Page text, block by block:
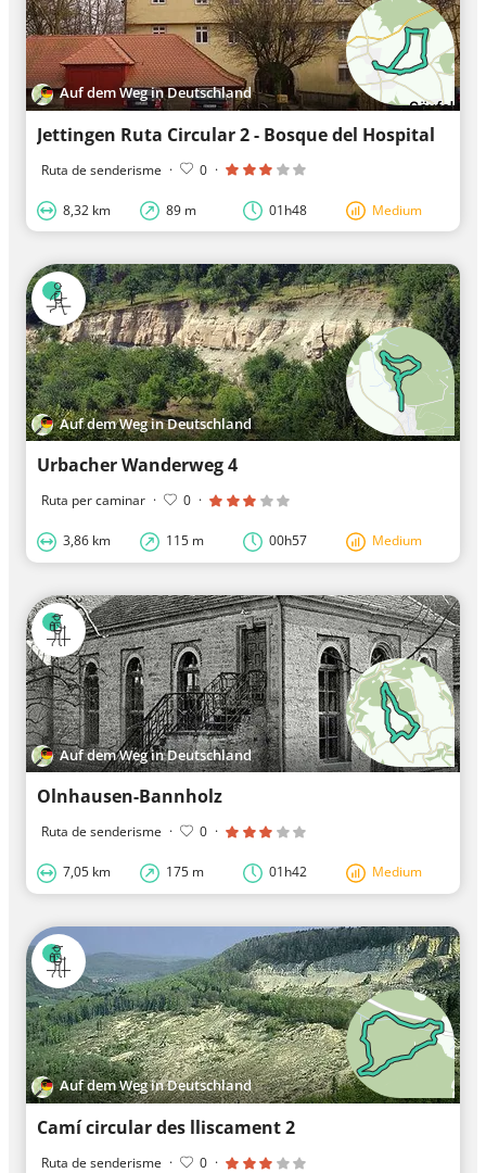
Auf dem Weg in Deutschland
Jettingen Ruta Circular 2 - Bosque del Hospital
Ruta de senderisme · 0 ·
8,32 km 89 m 01h48 Medium
Auf dem Weg in Deutschland
Urbacher Wanderweg 4
Ruta per caminar · 0 ·
3,86 km 115 m 00h57 Medium
Auf dem Weg in Deutschland
Olnhausen-Bannholz
Ruta de senderisme · 0 ·
7,05 km 175 m 01h42 Medium
Auf dem Weg in Deutschland
Camí circular des lliscament 2
Ruta de senderisme · 0 ·